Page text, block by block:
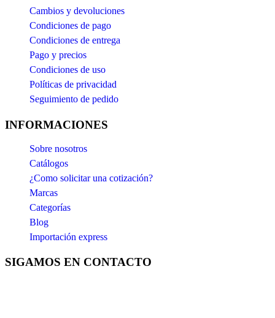
Cambios y devoluciones
Condiciones de pago
Condiciones de entrega
Pago y precios
Condiciones de uso
Políticas de privacidad
Seguimiento de pedido
INFORMACIONES
Sobre nosotros
Catálogos
¿Como solicitar una cotización?
Marcas
Categorías
Blog
Importación express
SIGAMOS EN CONTACTO